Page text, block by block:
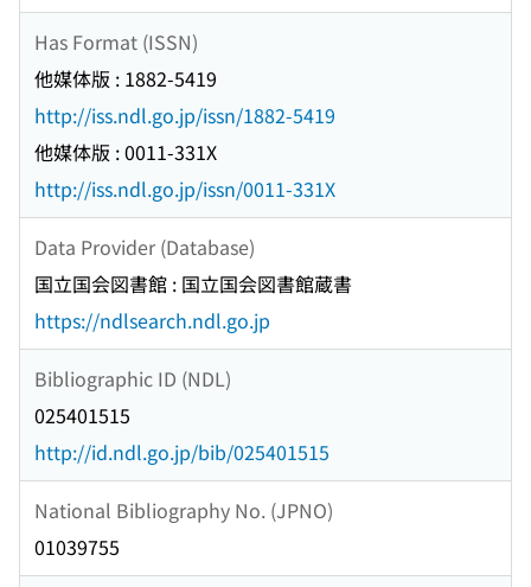
Has Format (ISSN)
他媒体版 : 1882-5419
http://iss.ndl.go.jp/issn/1882-5419
他媒体版 : 0011-331X
http://iss.ndl.go.jp/issn/0011-331X
Data Provider (Database)
国立国会図書館 : 国立国会図書館蔵書
https://ndlsearch.ndl.go.jp
Bibliographic ID (NDL)
025401515
http://id.ndl.go.jp/bib/025401515
National Bibliography No. (JPNO)
01039755